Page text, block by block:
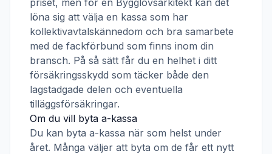
priset, men för en Bygglovsarkitekt kan det
löna sig att välja en kassa som har
kollektivavtalskännedom och bra samarbete
med de fackförbund som finns inom din
bransch. På så sätt får du en helhet i ditt
försäkringsskydd som täcker både den
lagstadgade delen och eventuella
tilläggsförsäkringar.
Om du vill byta a-kassa
Du kan byta a-kassa när som helst under
året. Många väljer att byta om de får ett nytt